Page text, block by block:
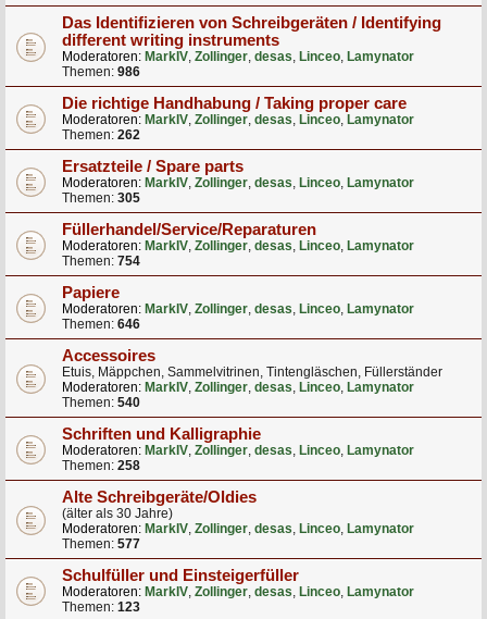
Das Identifizieren von Schreibgeräten / Identifying
different writing instruments
Moderatoren: MarkIV, Zollinger, desas, Linceo, Lamynator
Themen: 986
Die richtige Handhabung / Taking proper care
Moderatoren: MarkIV, Zollinger, desas, Linceo, Lamynator
Themen: 262
Ersatzteile / Spare parts
Moderatoren: MarkIV, Zollinger, desas, Linceo, Lamynator
Themen: 305
Füllerhandel/Service/Reparaturen
Moderatoren: MarkIV, Zollinger, desas, Linceo, Lamynator
Themen: 754
Papiere
Moderatoren: MarkIV, Zollinger, desas, Linceo, Lamynator
Themen: 646
Accessoires
Etuis, Mäppchen, Sammelvitrinen, Tintengläschen, Füllerständer
Moderatoren: MarkIV, Zollinger, desas, Linceo, Lamynator
Themen: 540
Schriften und Kalligraphie
Moderatoren: MarkIV, Zollinger, desas, Linceo, Lamynator
Themen: 258
Alte Schreibgeräte/Oldies
(älter als 30 Jahre)
Moderatoren: MarkIV, Zollinger, desas, Linceo, Lamynator
Themen: 577
Schulfüller und Einsteigerfüller
Moderatoren: MarkIV, Zollinger, desas, Linceo, Lamynator
Themen: 123